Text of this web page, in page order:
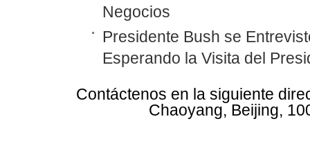
Negocios
Presidente Bush se
Esperando la Visita del
Contáctenos en la siguiente
Chaoyang, Beijing,